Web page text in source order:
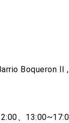
Boqueron II
、